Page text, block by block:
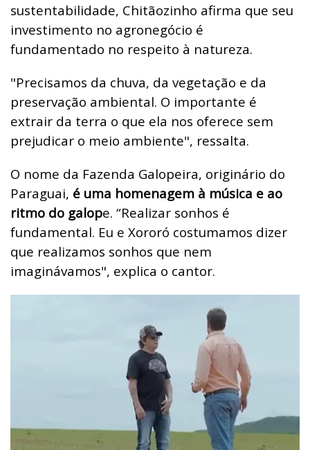
sustentabilidade, Chitãozinho afirma que seu
investimento no agronegócio é
fundamentado no respeito à natureza.
"Precisamos da chuva, da vegetação e da
preservação ambiental. O importante é
extrair da terra o que ela nos oferece sem
prejudicar o meio ambiente", ressalta.
O nome da Fazenda Galopeira, originário do
Paraguai, é uma homenagem à música e ao
ritmo do galope. “Realizar sonhos é
fundamental. Eu e Xororó costumamos dizer
que realizamos sonhos que nem
imaginávamos", explica o cantor.